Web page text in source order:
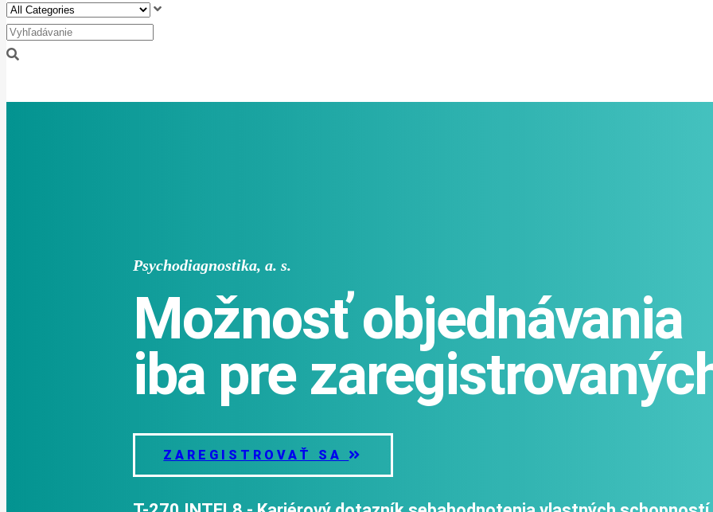
Psychodiagnostika, a. s.
Možnosť objednávania
iba pre
ZAREGISTROVAŤ SA